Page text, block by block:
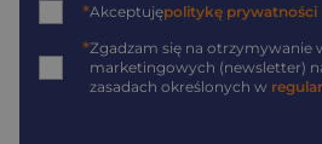
*Akceptujępolitykę prywatności
*Zgadzam się na otrzymywanie
marketingowych (newsletter)
zasadach określonych w